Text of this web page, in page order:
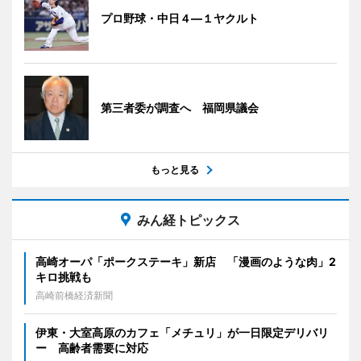
プロ野球・中日４―１ヤクルト
第三者委が調査へ 福岡県議会
もっと見る
みん経トピックス
高崎オーパ「ポークステーキ」新店 「漫画のような肉」2
キロ挑戦も
高崎前橋経済新聞
伊東・大室高原のカフェ「メチュリ」が一日限定デリバリ
ー 高齢者需要に対応